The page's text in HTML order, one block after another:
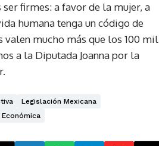
firmes: a favor de la mujer, a
humana tenga un código de
valen mucho más que los 100 mil
a la Diputada Joanna por la
Legislación Mexicana